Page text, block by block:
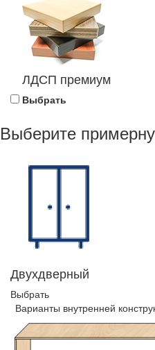
ЛДСП премиум
Выбрать
Выберите
Двухдверный
Выбрать
Варианты внутренней